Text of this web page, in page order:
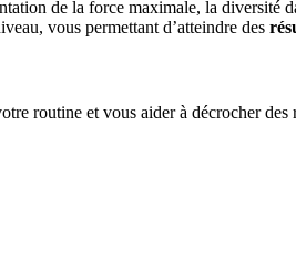
de la force maximale, la diversité
vous permettant d’atteindre des
routine et vous aider à décrocher des